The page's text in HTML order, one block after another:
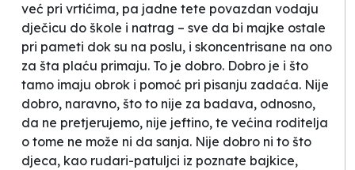
već pri vrtićima, pa jadne tete povazdan vodaju
dječicu do škole i natrag – sve da bi majke ostale
pri pameti dok su na poslu, i skoncentrisane na ono
za šta plaću primaju. To je dobro. Dobro je i što
tamo imaju obrok i pomoć pri pisanju zadaća. Nije
dobro, naravno, što to nije za badava, odnosno,
da ne pretjerujemo, nije jeftino, te većina roditelja
o tome ne može ni da sanja. Nije dobro ni to što
djeca, kao rudari-patuljci iz poznate bajkice,